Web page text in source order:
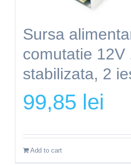
Sursa
comutatie 12V
stabilizata, 2
99,85 lei
Add to cart